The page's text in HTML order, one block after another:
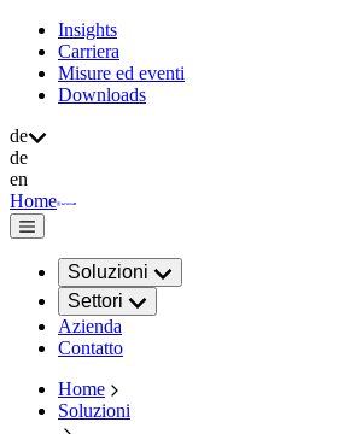
Insights
Carriera
Misure ed eventi
Downloads
de
de
en
Home
Soluzioni
Settori
Azienda
Contatto
Home
Soluzioni